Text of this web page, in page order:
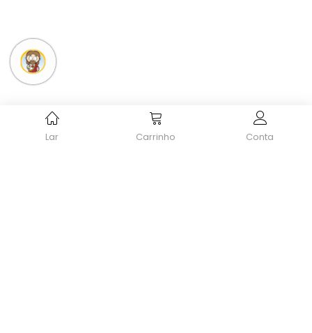
Lar Carrinho Conta